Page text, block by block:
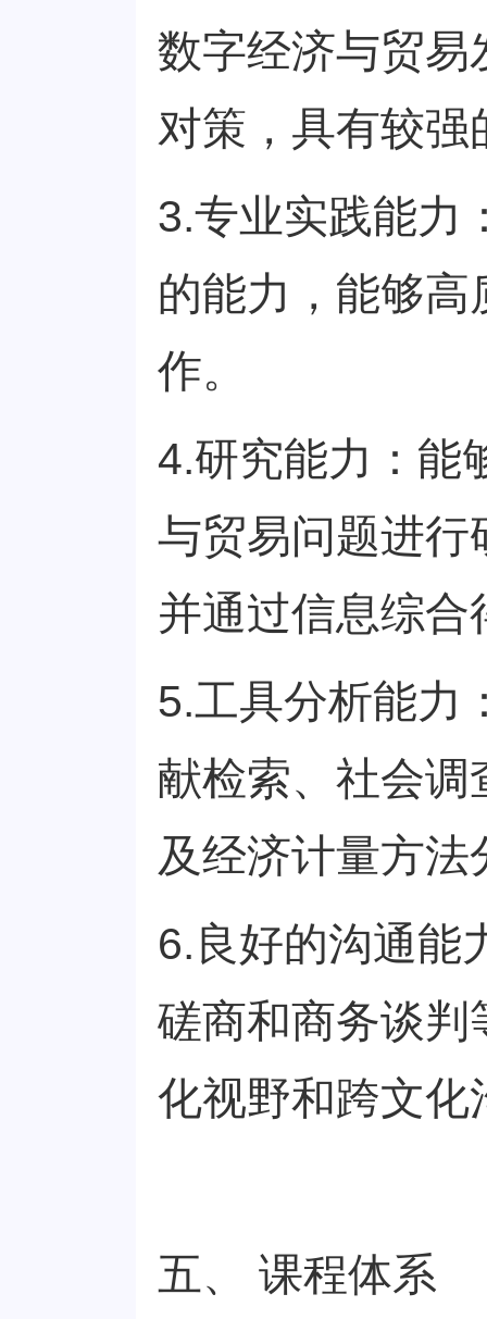
数字经济与贸易
对策，具有较
3.专业实践能力
的能力，能够
作。
4.研究能力：能
与贸易问题进行
并通过信息综
5.工具分析能力
献检索、社会
及经济计量方
6.良好的沟通能
磋商和商务谈判
化视野和跨文化
五、 课程体系